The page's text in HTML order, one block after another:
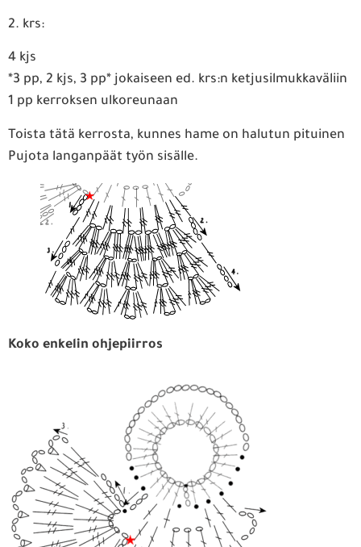
2. krs:
4 kjs
*3 pp, 2 kjs, 3 pp* jokaiseen ed. krs:n ketjusilmukkaväliin
1 pp kerroksen ulkoreunaan
Toista tätä kerrosta, kunnes hame on halutun pituinen
Pujota langanpäät työn sisälle.
Koko enkelin ohjepiirros